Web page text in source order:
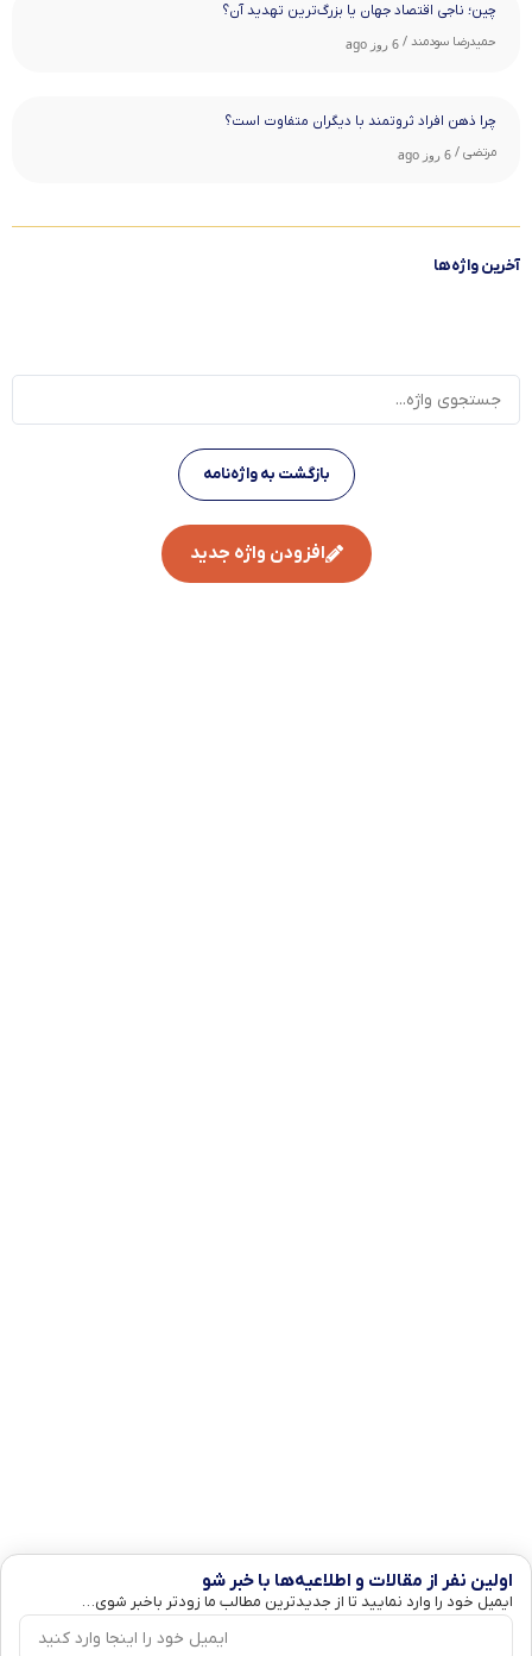
چین؛ ناجی اقتصاد جهان یا بزرگ‌ترین تهدید آن؟
حمیدرضا سودمند / 6 روز ago
چرا ذهن افراد ثروتمند با دیگران متفاوت است؟
مرتضی / 6 روز ago
آخرین واژه‌ها
بازگشت به واژه‌نامه
افزودن واژه جدید
اولین نفر از مقالات و اطلاعیه‌ها با خبر شو
ایمیل خود را وارد نمایید تا از جدیدترین مطالب ما زودتر باخبر شوی…